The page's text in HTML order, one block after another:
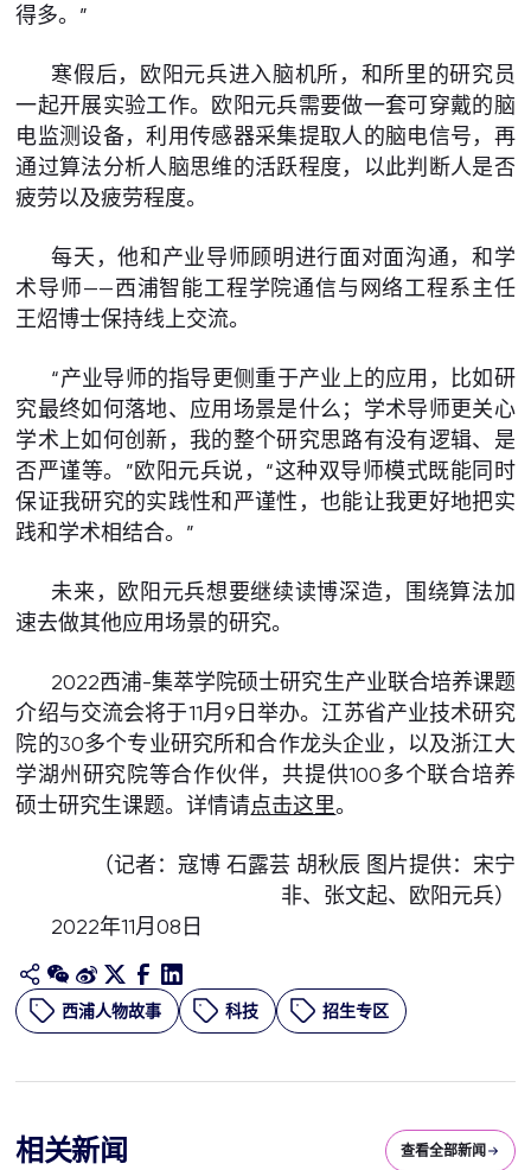
得多。”
寒假后，欧阳元兵进入脑机所，和所里的研究员
一起开展实验工作。欧阳元兵需要做一套可穿戴的脑
电监测设备，利用传感器采集提取人的脑电信号，再
通过算法分析人脑思维的活跃程度，以此判断人是否
疲劳以及疲劳程度。
每天，他和产业导师顾明进行面对面沟通，和学
术导师——西浦智能工程学院通信与网络工程系主任
王炤博士保持线上交流。
“产业导师的指导更侧重于产业上的应用，比如研
究最终如何落地、应用场景是什么；学术导师更关心
学术上如何创新，我的整个研究思路有没有逻辑、是
否严谨等。”欧阳元兵说，“这种双导师模式既能同时
保证我研究的实践性和严谨性，也能让我更好地把实
践和学术相结合。”
未来，欧阳元兵想要继续读博深造，围绕算法加
速去做其他应用场景的研究。
2022西浦-集萃学院硕士研究生产业联合培养课题
介绍与交流会将于11月9日举办。江苏省产业技术研究
院的30多个专业研究所和合作龙头企业，以及浙江大
学湖州研究院等合作伙伴，共提供100多个联合培养
硕士研究生课题。详情请点击这里。
（记者：寇博 石露芸 胡秋辰 图片提供：宋宁
非、张文起、欧阳元兵）
2022年11月08日
西浦人物故事 科技 招生专区
相关新闻 查看全部新闻